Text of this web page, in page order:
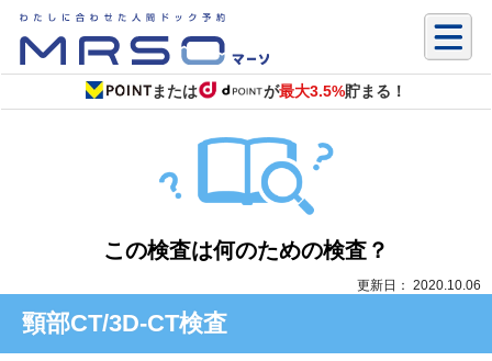
または が最大3.5%貯まる！
この検査は何のための検査？
更新日： 2020.10.06
頸部CT/3D-CT検査